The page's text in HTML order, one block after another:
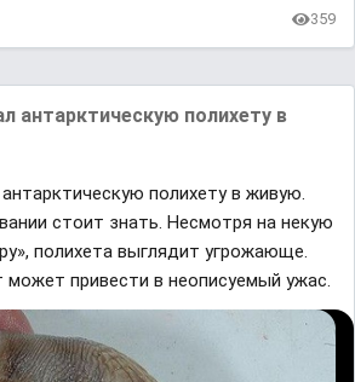
359
антарктическую полихету в
полихету в живую.
стоит знать. Несмотря на некую
полихета выглядит угрожающе.
привести в неописуемый ужас.